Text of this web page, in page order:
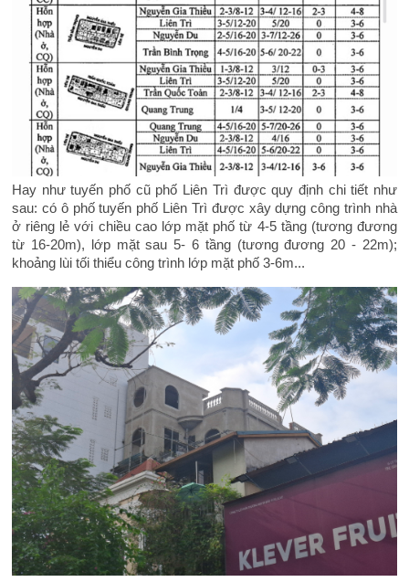
Hay như tuyến phố cũ phố Liên Trì được quy định chi tiết như
sau: có ô phố tuyến phố Liên Trì được xây dựng công trình nhà
ở riêng lẻ với chiều cao lớp mặt phố từ 4-5 tầng (tương đương
từ 16-20m), lớp mặt sau 5- 6 tầng (tương đương 20 - 22m);
khoảng lùi tối thiểu công trình lớp mặt phố 3-6m...